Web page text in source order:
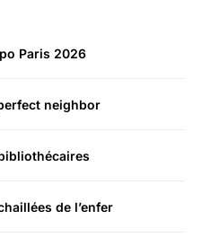
Paris 2026
neighbor
de l’enfer